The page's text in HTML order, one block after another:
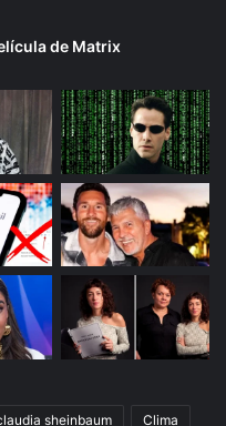
de Matrix
sheinbaum Clima